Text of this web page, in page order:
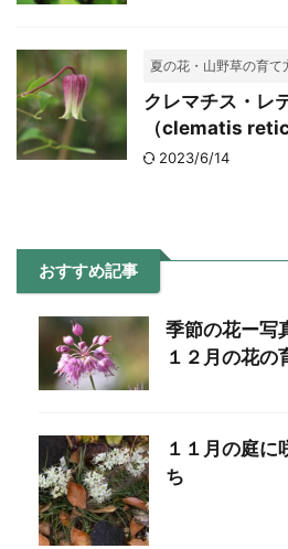
夏の花・山野草の育て
クレマチス・レ
（clematis
2023/6/14
おすすめ記事
季節の花ー写
１２月の花の
１１月の庭に
ち